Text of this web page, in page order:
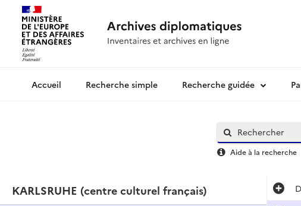
Archives diplomatiquesRecherche simple Recherche guidée
Aide à la recherche
KARLSRUHE (centre culturel français)